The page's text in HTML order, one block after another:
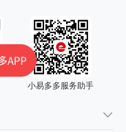
小易多多服务助手